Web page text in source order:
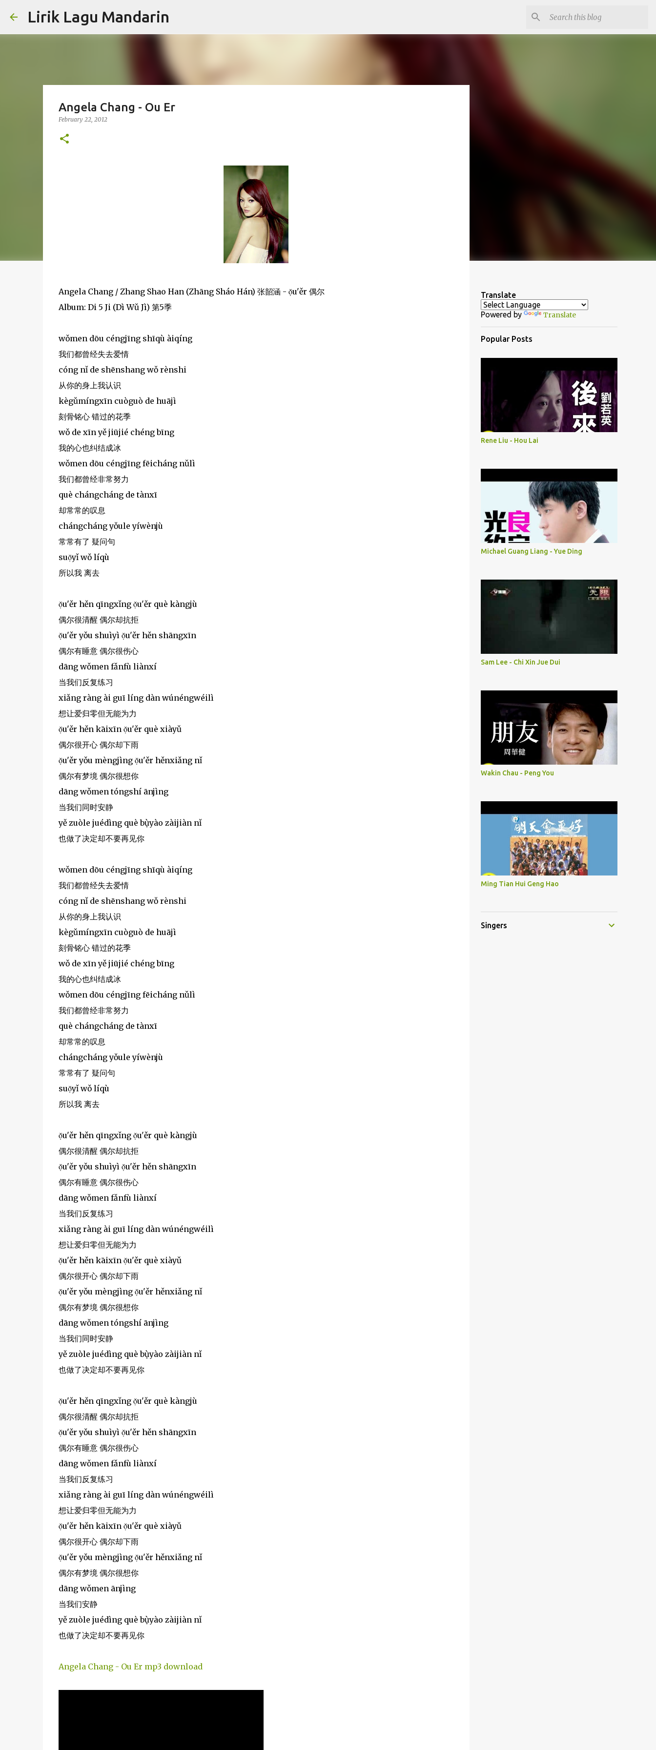
Lirik Lagu Mandarin
Angela Chang - Ou Er
February 22, 2012
Angela Chang / Zhang Shao Han (Zhāng Sháo Hán) 张韶涵 - ọ̌u'ěr 偶尔
Album: Di 5 Ji (Dì Wǔ Jì) 第5季
wǒmen dōu céngjīng shīqù àiqíng
我们都曾经失去爱情
cóng nǐ de shēnshang wǒ rènshi
从你的身上我认识
kègǔmíngxīn cuòguò de huājì
刻骨铭心 错过的花季
wǒ de xīn yě jiūjié chéng bīng
我的心也纠结成冰
wǒmen dōu céngjīng fēicháng nǔlì
我们都曾经非常努力
què chángcháng de tànxī
却常常的叹息
chángcháng yǒule yíwènjù
常常有了 疑问句
suọ̌yǐ wǒ líqù
所以我 离去
ọ̌u'ěr hěn qīngxǐng ọ̌u'ěr què kàngjù
偶尔很清醒 偶尔却抗拒
ọ̌u'ěr yǒu shuìyì ọ̌u'ěr hěn shāngxīn
偶尔有睡意 偶尔很伤心
dāng wǒmen fǎnfù liànxí
当我们反复练习
xiǎng ràng ài guī líng dàn wúnéngwéilì
想让爱归零但无能为力
ọ̌u'ěr hěn kāixīn ọ̌u'ěr què xiàyǔ
偶尔很开心 偶尔却下雨
ọ̌u'ěr yǒu mèngjìng ọ̌u'ěr hěnxiǎng nǐ
偶尔有梦境 偶尔很想你
dāng wǒmen tóngshí ānjìng
当我们同时安静
yě zuòle juédìng què bụ̀yào zàijiàn nǐ
也做了决定却不要再见你
wǒmen dōu céngjīng shīqù àiqíng
我们都曾经失去爱情
cóng nǐ de shēnshang wǒ rènshi
从你的身上我认识
kègǔmíngxīn cuòguò de huājì
刻骨铭心 错过的花季
wǒ de xīn yě jiūjié chéng bīng
我的心也纠结成冰
wǒmen dōu céngjīng fēicháng nǔlì
我们都曾经非常努力
què chángcháng de tànxī
却常常的叹息
chángcháng yǒule yíwènjù
常常有了 疑问句
suọ̌yǐ wǒ líqù
所以我 离去
ọ̌u'ěr hěn qīngxǐng ọ̌u'ěr què kàngjù
偶尔很清醒 偶尔却抗拒
ọ̌u'ěr yǒu shuìyì ọ̌u'ěr hěn shāngxīn
偶尔有睡意 偶尔很伤心
dāng wǒmen fǎnfù liànxí
当我们反复练习
xiǎng ràng ài guī líng dàn wúnéngwéilì
想让爱归零但无能为力
ọ̌u'ěr hěn kāixīn ọ̌u'ěr què xiàyǔ
偶尔很开心 偶尔却下雨
ọ̌u'ěr yǒu mèngjìng ọ̌u'ěr hěnxiǎng nǐ
偶尔有梦境 偶尔很想你
dāng wǒmen tóngshí ānjìng
当我们同时安静
yě zuòle juédìng què bụ̀yào zàijiàn nǐ
也做了决定却不要再见你
ọ̌u'ěr hěn qīngxǐng ọ̌u'ěr què kàngjù
偶尔很清醒 偶尔却抗拒
ọ̌u'ěr yǒu shuìyì ọ̌u'ěr hěn shāngxīn
偶尔有睡意 偶尔很伤心
dāng wǒmen fǎnfù liànxí
当我们反复练习
xiǎng ràng ài guī líng dàn wúnéngwéilì
想让爱归零但无能为力
ọ̌u'ěr hěn kāixīn ọ̌u'ěr què xiàyǔ
偶尔很开心 偶尔却下雨
ọ̌u'ěr yǒu mèngjìng ọ̌u'ěr hěnxiǎng nǐ
偶尔有梦境 偶尔很想你
dāng wǒmen ānjìng
当我们安静
yě zuòle juédìng què bụ̀yào zàijiàn nǐ
也做了决定却不要再见你
Angela Chang - Ou Er mp3 download
Translate
Powered by Translate
Popular Posts
Rene Liu - Hou Lai
Michael Guang Liang - Yue Ding
Sam Lee - Chi Xin Jue Dui
Wakin Chau - Peng You
Ming Tian Hui Geng Hao
Singers